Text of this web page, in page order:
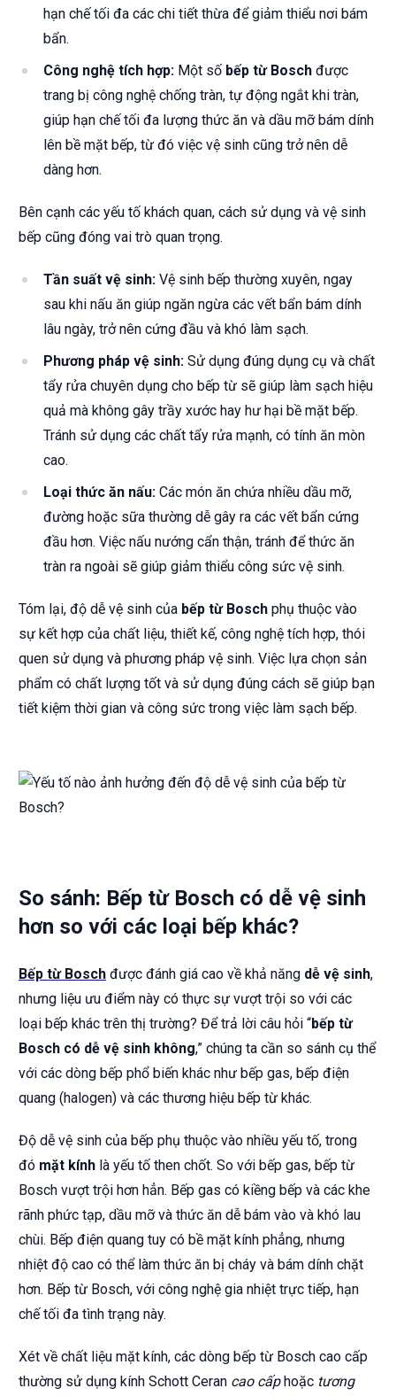
hạn chế tối đa các chi tiết thừa để giảm thiểu nơi bám
bẩn.
Công nghệ tích hợp: Một số bếp từ Bosch được
trang bị công nghệ chống tràn, tự động ngắt khi tràn,
giúp hạn chế tối đa lượng thức ăn và dầu mỡ bám dính
lên bề mặt bếp, từ đó việc vệ sinh cũng trở nên dễ
dàng hơn.
Bên cạnh các yếu tố khách quan, cách sử dụng và vệ sinh
bếp cũng đóng vai trò quan trọng.
Tần suất vệ sinh: Vệ sinh bếp thường xuyên, ngay
sau khi nấu ăn giúp ngăn ngừa các vết bẩn bám dính
lâu ngày, trở nên cứng đầu và khó làm sạch.
Phương pháp vệ sinh: Sử dụng đúng dụng cụ và chất
tẩy rửa chuyên dụng cho bếp từ sẽ giúp làm sạch hiệu
quả mà không gây trầy xước hay hư hại bề mặt bếp.
Tránh sử dụng các chất tẩy rửa mạnh, có tính ăn mòn
cao.
Loại thức ăn nấu: Các món ăn chứa nhiều dầu mỡ,
đường hoặc sữa thường dễ gây ra các vết bẩn cứng
đầu hơn. Việc nấu nướng cẩn thận, tránh để thức ăn
tràn ra ngoài sẽ giúp giảm thiểu công sức vệ sinh.
Tóm lại, độ dễ vệ sinh của bếp từ Bosch phụ thuộc vào
sự kết hợp của chất liệu, thiết kế, công nghệ tích hợp, thói
quen sử dụng và phương pháp vệ sinh. Việc lựa chọn sản
phẩm có chất lượng tốt và sử dụng đúng cách sẽ giúp bạn
tiết kiệm thời gian và công sức trong việc làm sạch bếp.
So sánh: Bếp từ Bosch có dễ vệ sinh
hơn so với các loại bếp khác?
Bếp từ Bosch được đánh giá cao về khả năng dễ vệ sinh,
nhưng liệu ưu điểm này có thực sự vượt trội so với các
loại bếp khác trên thị trường? Để trả lời câu hỏi “bếp từ
Bosch có dễ vệ sinh không,” chúng ta cần so sánh cụ thể
với các dòng bếp phổ biến khác như bếp gas, bếp điện
quang (halogen) và các thương hiệu bếp từ khác.
Độ dễ vệ sinh của bếp phụ thuộc vào nhiều yếu tố, trong
đó mặt kính là yếu tố then chốt. So với bếp gas, bếp từ
Bosch vượt trội hơn hẳn. Bếp gas có kiềng bếp và các khe
rãnh phức tạp, dầu mỡ và thức ăn dễ bám vào và khó lau
chùi. Bếp điện quang tuy có bề mặt kính phẳng, nhưng
nhiệt độ cao có thể làm thức ăn bị cháy và bám dính chặt
hơn. Bếp từ Bosch, với công nghệ gia nhiệt trực tiếp, hạn
chế tối đa tình trạng này.
Xét về chất liệu mặt kính, các dòng bếp từ Bosch cao cấp
thường sử dụng kính Schott Ceran cao cấphoặc tương